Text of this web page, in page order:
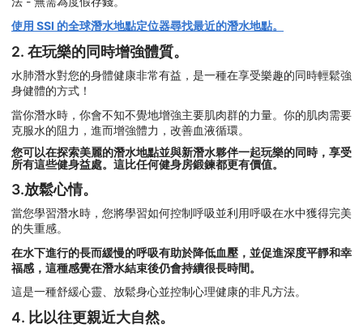
使用 SSI 的全球潛水地點定位器尋找最近的潛水地點。
2. 在玩樂的同時增強體質。
水肺潛水對您的身體健康非常有益，是一種在享受樂趣的同時輕鬆強
身健體的方式！
當你潛水時，你會不知不覺地增強主要肌肉群的力量。你的肌肉需要
克服水的阻力，進而增強體力，改善血液循環。
您可以在探索美麗的潛水地點並與新潛水夥伴一起玩樂的同時，享受
所有這些健身益處。這比任何健身房鍛鍊都更有價值。
3.放鬆心情。
當您學習潛水時，您將學習如何控制呼吸並利用呼吸在水中獲得完美
的失重感。
在水下進行的長而緩慢的呼吸有助於降低血壓，並促進深度平靜和幸
福感，這種感覺在潛水結束後仍會持續很長時間。
這是一種舒緩心靈、放鬆身心並控制心理健康的非凡方法。
4. 比以往更親近大自然。